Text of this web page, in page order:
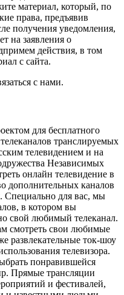
материал, который, по
права, предъявив
получения уведомления,
на заявления о
действия, в том
с сайта.
с нами.
для бесплатного
транслируемых
телевидением и на
Независимых
онлайн телевидение в
дополнительных каналов
Специально для вас, мы
в котором вы
свой любимый телеканал.
смотреть свои любимые
развлекательные ток-шоу
телевизора.
понравившейся
Прямые трансляции
и фестивалей,